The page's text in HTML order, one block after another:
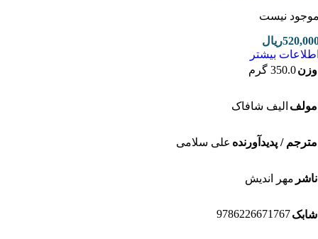
نیست
ریال
بیشتر
350.0 گرم
الیف شافاک
/ پدیدآورندهعلی سلامی
مهر اندیش
9786226671767